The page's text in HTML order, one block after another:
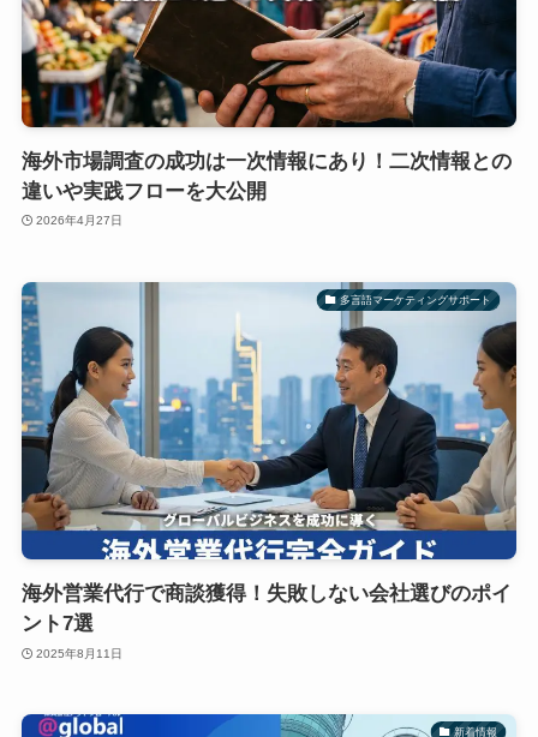
海外市場調査の成功は一次情報にあり！二次情報との
違いや実践フローを大公開
2026年4月27日
多言語マーケティングサポート
海外営業代行で商談獲得！失敗しない会社選びのポイ
ント7選
2025年8月11日
新着情報